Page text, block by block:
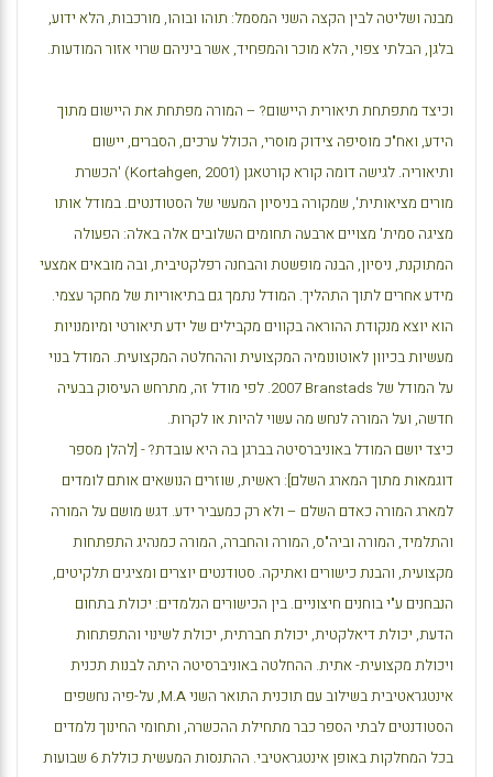
מבנה ושליטה לבין הקצה השני המסמל: תוהו ובוהו, מורכבות, הלא ידוע,
בלגן, הבלתי צפוי, הלא מוכר והמפחיד, אשר ביניהם שרוי אזור המודעות.
וכיצד מתפתחת תיאורית היישום? – המורה מפתחת את היישום מתוך
הידע, ואח"כ מוסיפה צידוק מוסרי, הכולל ערכים, הסברים, יישום
ותיאוריה. לגישה דומה קורא קורטאגן (Kortahgen, 2001) 'הכשרת
מורים מציאותית', שמקורה בניסיון המעשי של הסטודנטים. במודל אותו
מציגה סמית' מצויים ארבעה תחומים השלובים אלה באלה: הפעולה
המתוקנת, ניסיון, הבנה מופשטת והבחנה רפלקטיבית, ובה מובאים אמצעי
מידע אחרים לתוך התהליך. המודל נתמך גם בתיאוריות של מחקר עצמי.
הוא יוצא מנקודת ההוראה בקווים מקבילים של ידע תיאורטי ומיומנויות
מעשיות בכיוון לאוטונומיה המקצועית וההחלטה המקצועית. המודל בנוי
על המודל של Branstads
2007. לפי מודל זה, מתרחש העיסוק בבעיה
חדשה, ועל המורה לנחש מה עשוי להיות או לקרות.
כיצד יושם המודל באוניברסיטה בברגן בה היא עובדת? - [להלן מספר
דוגמאות מתוך המארג השלם]: ראשית, שוזרים הנושאים אותם לומדים
למארג המורה כאדם השלם – ולא רק כמעביר ידע. דגש מושם על המורה
והתלמיד, המורה וביה"ס, המורה והחברה, המורה כמנהיג התפתחות
מקצועית, והבנת כישורים ואתיקה. סטודנטים יוצרים ומציגים תלקיטים,
הנבחנים ע"י בוחנים חיצוניים. בין הכישורים הנלמדים: יכולת בתחום
הדעת, יכולת דיאלקטית, יכולת חברתית, יכולת לשינוי והתפתחות
ויכולת מקצועית- אתית. ההחלטה באוניברסיטה היתה לבנות תכנית
אינטגראטיבית בשילוב עם תוכנית התואר השניM.A, על-פיה נחשפים
הסטודנטים לבתי הספר כבר מתחילת ההכשרה, ותחומי החינוך נלמדים
בכל המחלקות באופן אינטגראטיבי. ההתנסות המעשית כוללת 6 שבועות